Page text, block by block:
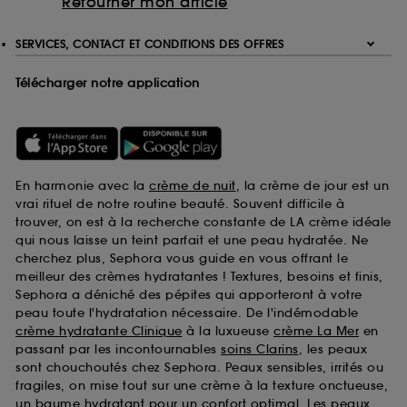
SERVICES, CONTACT ET CONDITIONS DES OFFRES
Télécharger notre application
En harmonie avec la crème de nuit, la crème de jour est un
vrai rituel de notre routine beauté. Souvent difficile à
trouver, on est à la recherche constante de LA crème idéale
qui nous laisse un teint parfait et une peau hydratée. Ne
cherchez plus, Sephora vous guide en vous offrant le
meilleur des crèmes hydratantes ! Textures, besoins et finis,
Sephora a déniché des pépites qui apporteront à votre
peau toute l'hydratation nécessaire. De l'indémodable
crème hydratante Clinique à la luxueuse crème La Mer en
passant par les incontournables soins Clarins, les peaux
sont chouchoutés chez Sephora. Peaux sensibles, irrités ou
fragiles, on mise tout sur une crème à la texture onctueuse,
de ces cookies grâce au bouton "personnaliser mes
Sephora pourra associer les informations de
finalités acceptées, avec les données personnelles
sur "continuer sans accepter". Voous pouvez à tout
moment choisir de retirer votrte consentement. Si vous
utilisés, cliquez ici .